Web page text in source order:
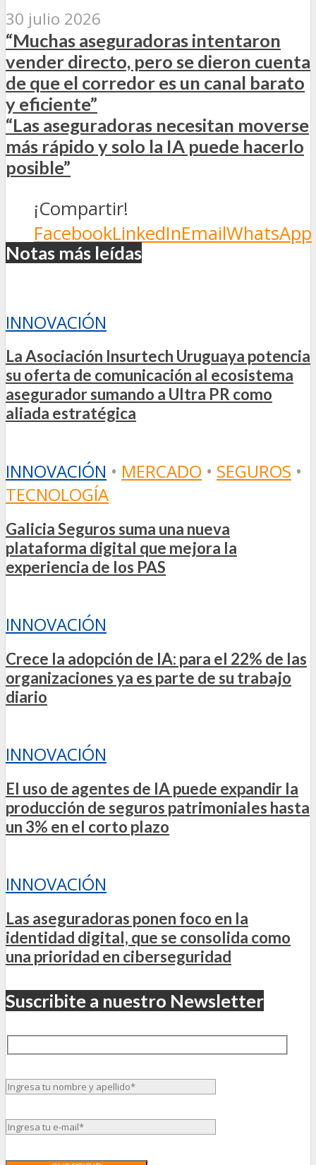
30 julio 2026
“Muchas aseguradoras intentaron
vender directo, pero se dieron cuenta
de que el corredor es un canal barato
y eficiente”
“Las aseguradoras necesitan moverse
más rápido y solo la IA puede hacerlo
posible”
¡Compartir!
FacebookLinkedInEmailWhatsApp
Notas más leídas
INNOVACIÓN
La Asociación Insurtech Uruguaya potencia
su oferta de comunicación al ecosistema
asegurador sumando a Ultra PR como
aliada estratégica
INNOVACIÓN • MERCADO • SEGUROS •
TECNOLOGÍA
Galicia Seguros suma una nueva
plataforma digital que mejora la
experiencia de los PAS
INNOVACIÓN
Crece la adopción de IA: para el 22% de las
organizaciones ya es parte de su trabajo
diario
INNOVACIÓN
El uso de agentes de IA puede expandir la
producción de seguros patrimoniales hasta
un 3% en el corto plazo
INNOVACIÓN
Las aseguradoras ponen foco en la
identidad digital, que se consolida como
una prioridad en ciberseguridad
Suscribite a nuestro Newsletter